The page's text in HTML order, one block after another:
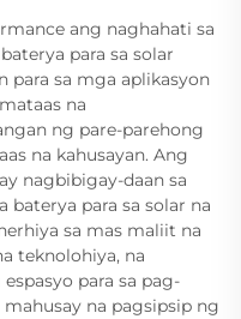
ang naghahati sa
para sa solar
para sa mga aplikasyon
na
ng pare-parehong
na kahusayan. Ang
nagbibigay-daan sa
para sa solar na
sa mas maliit na
teknolohiya, na
para sa pag-
na pagsipsip ng